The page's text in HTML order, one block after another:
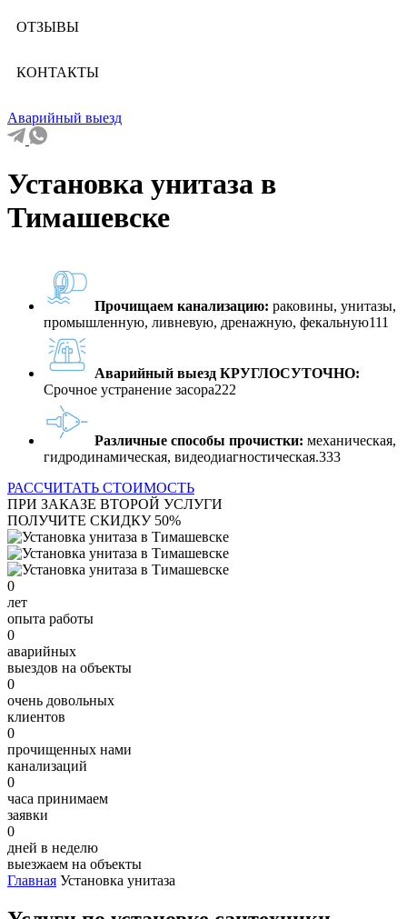
ОТЗЫВЫ
КОНТАКТЫ
Аварийный выезд
Установка унитаза в
Тимашевске
Прочищаем канализацию: раковины, унитазы,
промышленную, ливневую, дренажную, фекальную111
Аварийный выезд КРУГЛОСУТОЧНО:
Срочное устранение засора222
Различные способы прочистки: механическая,
гидродинамическая, видеодиагностическая.333
РАССЧИТАТЬ СТОИМОСТЬ
ПРИ ЗАКАЗЕ ВТОРОЙ УСЛУГИ
ПОЛУЧИТЕ СКИДКУ 50%
0
лет
опыта работы
0
аварийных
выездов на объекты
0
очень довольных
клиентов
0
прочищенных нами
канализаций
0
часа принимаем
заявки
0
дней в неделю
выезжаем на объекты
Главная Установка унитаза